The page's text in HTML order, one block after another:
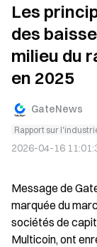
Les
des
milieu du
en 2025
GateNews
Rapport sur
2026-04-16
Message de
marquée du
sociétés de
Multicoin, ont